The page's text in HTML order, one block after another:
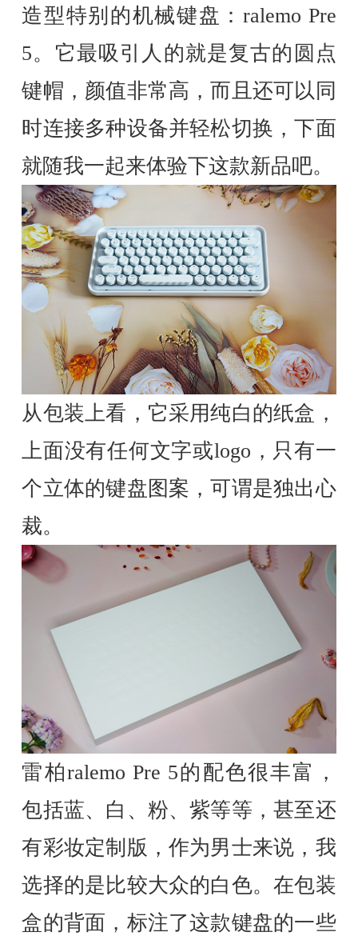
造型特别的机械键盘：ralemo Pre
5。它最吸引人的就是复古的圆点
键帽，颜值非常高，而且还可以同
时连接多种设备并轻松切换，下面
就随我一起来体验下这款新品吧。
从包装上看，它采用纯白的纸盒，
上面没有任何文字或logo，只有一
个立体的键盘图案，可谓是独出心
裁。
雷柏ralemo Pre 5的配色很丰富，
包括蓝、白、粉、紫等等，甚至还
有彩妆定制版，作为男士来说，我
选择的是比较大众的白色。在包装
盒的背面，标注了这款键盘的一些